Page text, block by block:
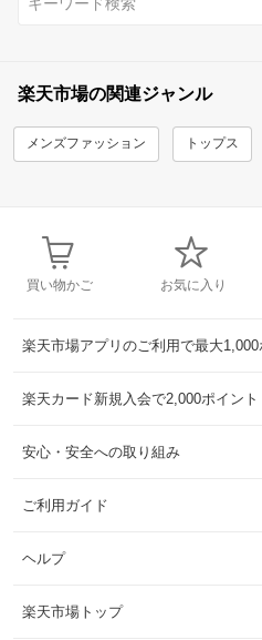
楽天市場の関連ジャンル
メンズファッション トップス
買い物かご お気に入り
楽天市場アプリのご利用で最大1,000
楽天カード新規入会で2,000ポイント
安心・安全への取り組み
ご利用ガイド
ヘルプ
楽天市場トップ